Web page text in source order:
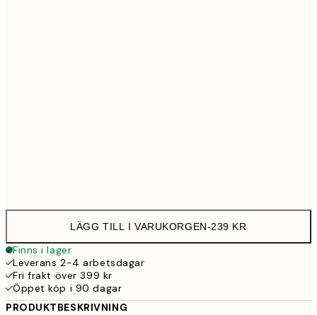
LÄGG TILL I VARUKORGEN-239 KR
Finns i lager
Leverans 2-4 arbetsdagar
Fri frakt över 399 kr
Öppet köp i 90 dagar
PRODUKTBESKRIVNING